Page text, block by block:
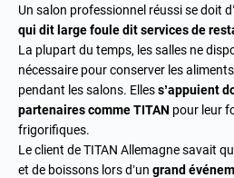
Un salon professionnel réussi se doit
qui dit large foule dit services de
La plupart du temps, les salles ne
nécessaire pour conserver les
pendant les salons. Elless’appuient
partenaires comme TITAN pour leur
frigorifiques.
Le client de TITAN Allemagne savait
et de boissons lors d’un grand